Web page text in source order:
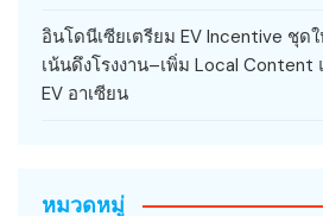
อินโดนีเซียเตรียม EV Incentive ชุด
เน้นดึงโรงงาน–เพิ่ม Local
EV อาเซียน
หมวดหมู่